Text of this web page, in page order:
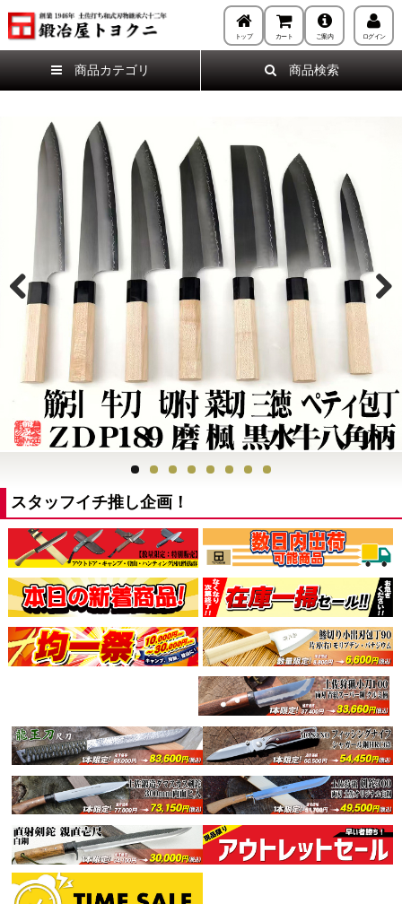
トップ カート ご案内 ログイン
商品カテゴリ 商品検索
Previous
スタッフイチ推し企画！